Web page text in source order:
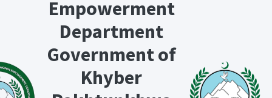
Empowerment
Department
Government of
Khyber